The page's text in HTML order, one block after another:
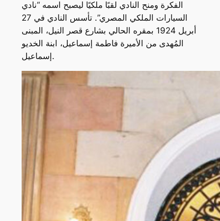
الفكرة ومنح النادي لقبًا ملكيًا ليصبح اسمه “نادي
السيارات الملكي المصري”. تأسس النادي في 27
أبريل 1924 بمقره الحالي بشارع قصر النيل، المبنى
المُهدى من الأميرة فاطمة إسماعيل، ابنة الخديو
إسماعيل.